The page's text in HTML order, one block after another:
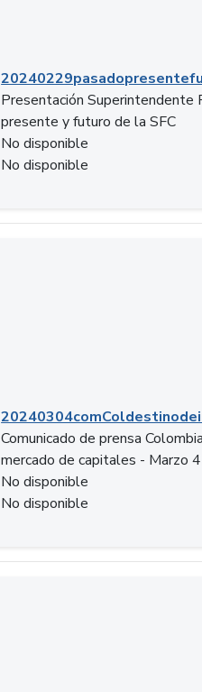
Presentación Superintendente
presente y futuro de la SFC
No disponible
No disponible
Comunicado de prensa
mercado de capitales - Marzo
No disponible
No disponible